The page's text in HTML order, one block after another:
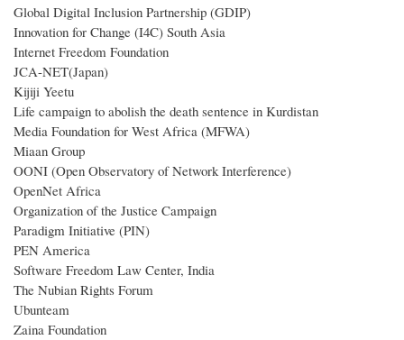
Global Digital Inclusion Partnership (GDIP)
Innovation for Change (I4C) South Asia
Internet Freedom Foundation
JCA-NET(Japan)
Kijiji Yeetu
Life campaign to abolish the death sentence in Kurdistan
Media Foundation for West Africa (MFWA)
Miaan Group
OONI (Open Observatory of Network Interference)
OpenNet Africa
Organization of the Justice Campaign
Paradigm Initiative (PIN)
PEN America
Software Freedom Law Center, India
The Nubian Rights Forum
Ubunteam
Zaina Foundation